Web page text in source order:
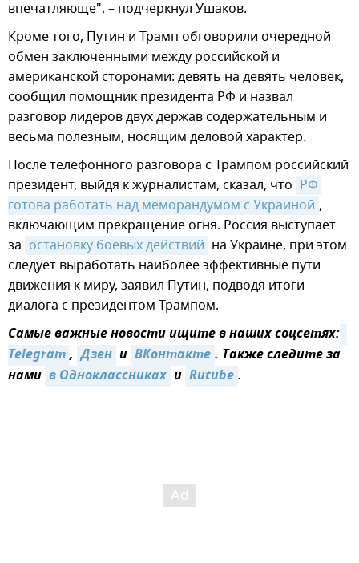
впечатляюще", – подчеркнул Ушаков.
Кроме того, Путин и Трамп обговорили очередной
обмен заключенными между российской и
американской сторонами: девять на девять человек,
сообщил помощник президента РФ и назвал
разговор лидеров двух держав содержательным и
весьма полезным, носящим деловой характер.
После телефонного разговора с Трампом российский
президент, выйдя к журналистам, сказал, что РФ
готова работать над меморандумом с Украиной ,
включающим прекращение огня. Россия выступает
за остановку боевых действий на Украине, при этом
следует выработать наиболее эффективные пути
движения к миру, заявил Путин, подводя итоги
диалога с президентом Трампом.
Самые важные новости ищите в наших соцсетях:
Telegram, Дзен и ВКонтакте. Также следите за
нами в Одноклассниках и Rutube.